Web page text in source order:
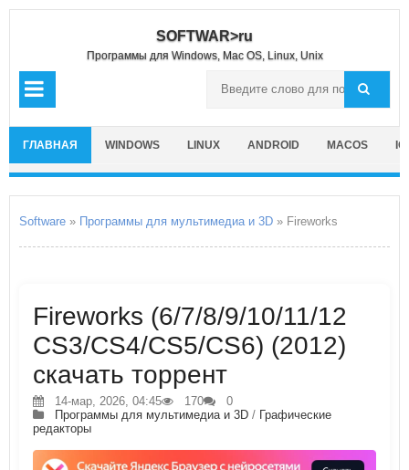
SOFTWAR>ru
Программы для Windows, Mac OS, Linux, Unix
ГЛАВНАЯ WINDOWS LINUX ANDROID MACOS
Software » Программы для мультимедиа и 3D » Fireworks
Fireworks (6/7/8/9/10/11/12
CS3/CS4/CS5/CS6) (2012)
скачать торрент
14-мар, 2026, 04:45 170
0
Программы для мультимедиа и 3D / Графические
редакторы